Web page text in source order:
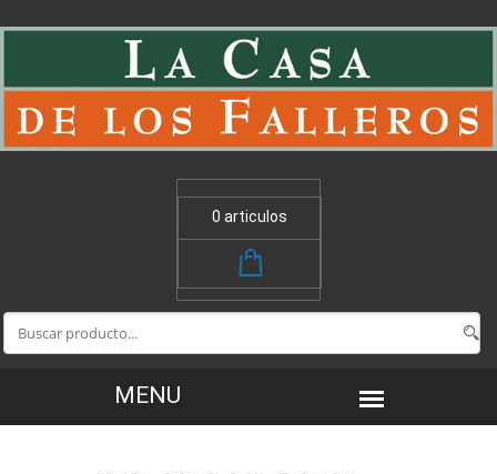
0 articulos